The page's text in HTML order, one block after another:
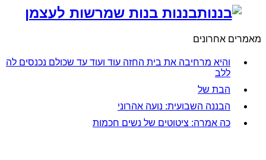
בננות בנות שמרשות לעצמן
מאמרים אחרונים
והיא מרחיבה את בית החזה עוד ועוד עד שכולם נכנסים לה
ללב
הבת של
הבננה השבועית: נועה אהרוני
כה אמרה: ציטוטים של נשים חכמות